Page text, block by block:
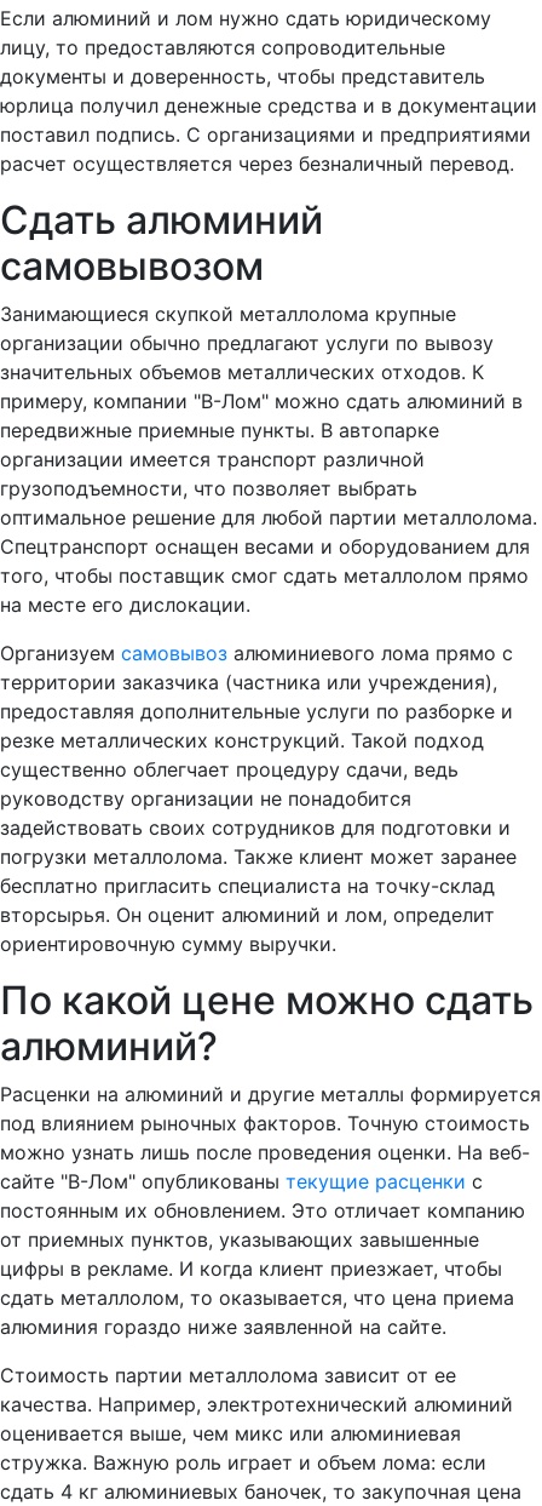
Если алюминий и лом нужно сдать юридическому
лицу, то предоставляются сопроводительные
документы и доверенность, чтобы представитель
юрлица получил денежные средства и в документации
поставил подпись. С организациями и предприятиями
расчет осуществляется через безналичный перевод.
Сдать алюминий
самовывозом
Занимающиеся скупкой металлолома крупные
организации обычно предлагают услуги по вывозу
значительных объемов металлических отходов. К
примеру, компании "В-Лом" можно сдать алюминий в
передвижные приемные пункты. В автопарке
организации имеется транспорт различной
грузоподъемности, что позволяет выбрать
оптимальное решение для любой партии металлолома.
Спецтранспорт оснащен весами и оборудованием для
того, чтобы поставщик смог сдать металлолом прямо
на месте его дислокации.
Организуем самовывоз алюминиевого лома прямо с
территории заказчика (частника или учреждения),
предоставляя дополнительные услуги по разборке и
резке металлических конструкций. Такой подход
существенно облегчает процедуру сдачи, ведь
руководству организации не понадобится
задействовать своих сотрудников для подготовки и
погрузки металлолома. Также клиент может заранее
бесплатно пригласить специалиста на точку-склад
вторсырья. Он оценит алюминий и лом, определит
ориентировочную сумму выручки.
По какой цене можно сдать
алюминий?
Расценки на алюминий и другие металлы формируется
под влиянием рыночных факторов. Точную стоимость
можно узнать лишь после проведения оценки. На веб-
сайте "В-Лом" опубликованы текущие расценки с
постоянным их обновлением. Это отличает компанию
от приемных пунктов, указывающих завышенные
цифры в рекламе. И когда клиент приезжает, чтобы
сдать металлолом, то оказывается, что цена приема
алюминия гораздо ниже заявленной на сайте.
Стоимость партии металлолома зависит от ее
качества. Например, электротехнический алюминий
оценивается выше, чем микс или алюминиевая
стружка. Важную роль играет и объем лома: если
сдать 4 кг алюминиевых баночек, то закупочная цена